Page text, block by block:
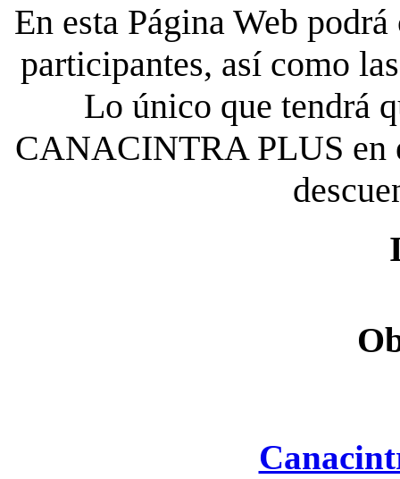
En esta Página Web
participantes, así como
Lo único que tendrá
CANACINTRA PLUS en